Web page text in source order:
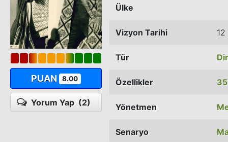
PUAN 8.00
Yorum Yap (2)
Ülke
Vizyon Tarihi
Tür
Özellikler
Yönetmen
Senaryo